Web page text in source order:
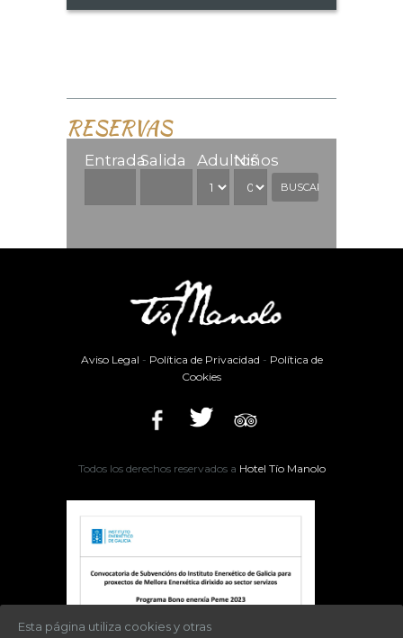
RESERVAS
EntradaSalida Adultos
Niños
Aviso Legal - Política de Privacidad - Política de
Cookies
Todos los derechos reservados a Hotel Tío Manolo
Esta página utiliza cookies y otras